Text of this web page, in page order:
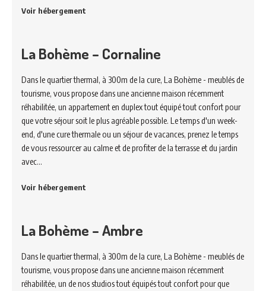
Voir hébergement
La Bohème – Cornaline
Dans le quartier thermal, à 300m de la cure, La Bohème - meublés de
tourisme, vous propose dans une ancienne maison récemment
réhabilitée, un appartement en duplex tout équipé tout confort pour
que votre séjour soit le plus agréable possible. Le temps d'un week-
end, d'une cure thermale ou un séjour de vacances, prenez le temps
de vous ressourcer au calme et de profiter de la terrasse et du jardin
avec…
Voir hébergement
La Bohème – Ambre
Dans le quartier thermal, à 300m de la cure, La Bohème - meublés de
tourisme, vous propose dans une ancienne maison récemment
réhabilitée, un de nos studios tout équipés tout confort pour que